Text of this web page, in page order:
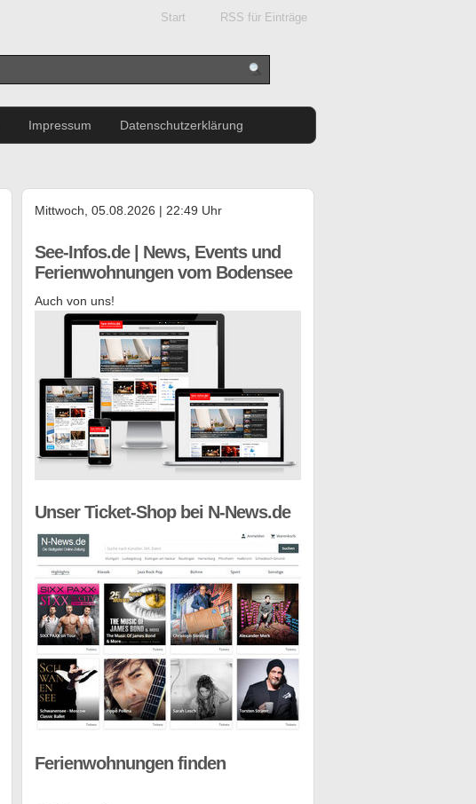
Start RSS für Einträge
Impressum Datenschutzerklärung
Mittwoch, 05.08.2026 | 22:49 Uhr
See-Infos.de | News, Events und
Ferienwohnungen vom Bodensee
Auch von uns!
Unser Ticket-Shop bei N-News.de
Ferienwohnungen finden